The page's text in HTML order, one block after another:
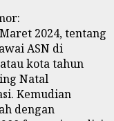
2024, tentang
ASN di
kota tahun
Natal
Kemudian
dengan